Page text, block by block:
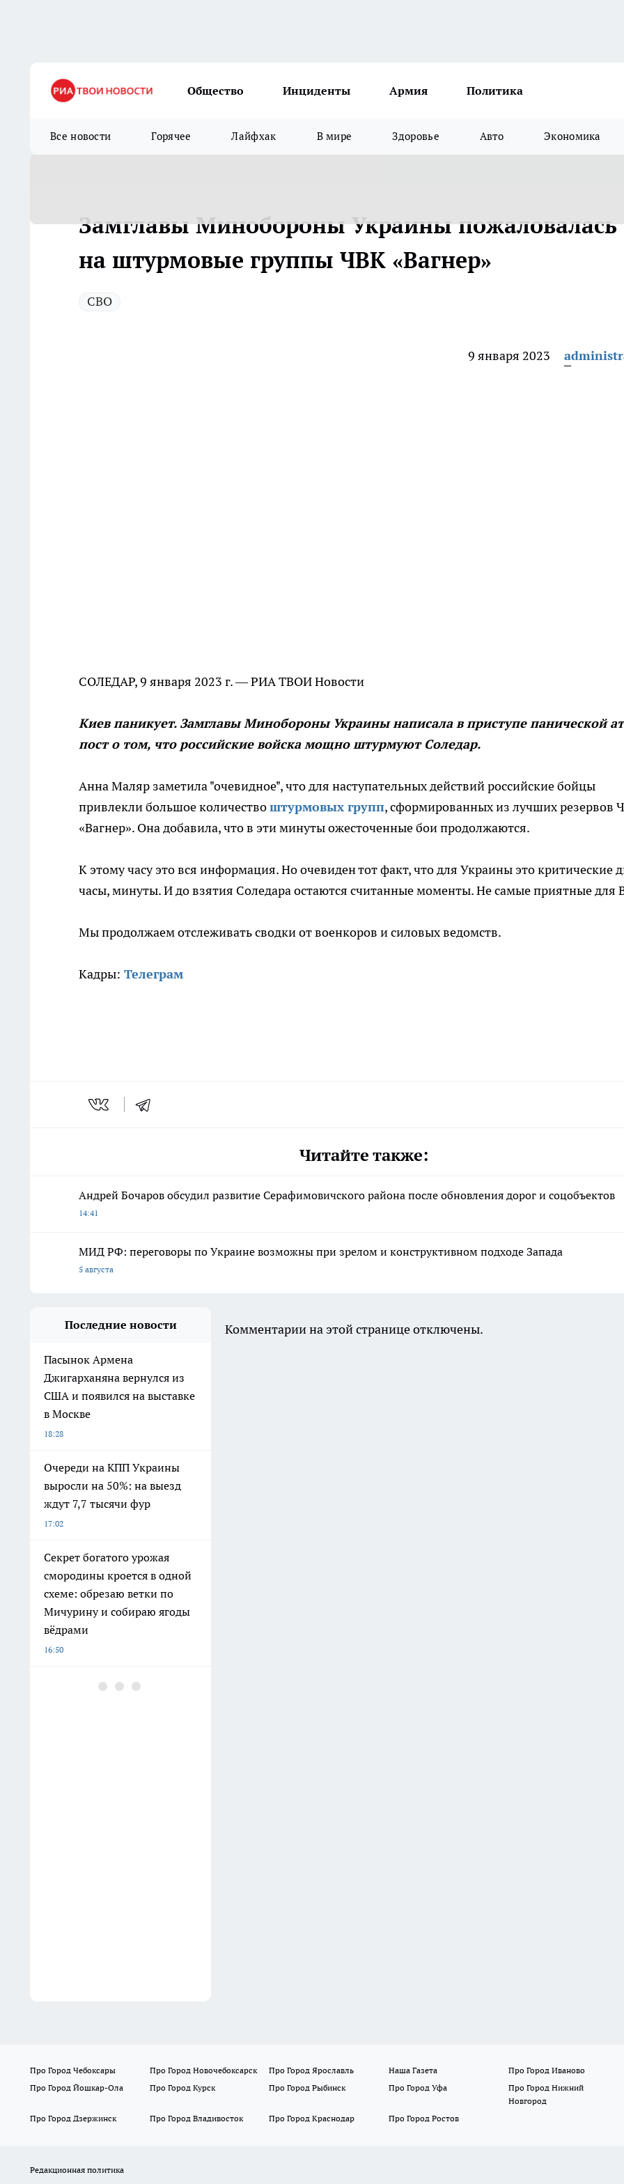
Общество Инциденты Армия Политика
Все новости Горячее Лайфхак В мире Здоровье Авто Экономика
Замглавы Минобороны Украины пожаловалась
на штурмовые группы ЧВК «Вагнер»
СВО
9 января 2023
СОЛЕДАР, 9 января 2023 г. — РИА ТВОИ Новости
Киев паникует. Замглавы Минобороны Украины написала в приступе панической
пост о том, что российские войска мощно штурмуют Соледар.
Анна Маляр заметила "очевидное", что для наступательных действий российские бойцы
привлекли большое количествоштурмовых групп, сформированных из лучших резервов
«Вагнер». Она добавила, что в эти минуты ожесточенные бои продолжаются.
К этому часу это вся информация. Но очевиден тот факт, что для Украины это критические
часы, минуты. И до взятия Соледара остаются считанные моменты. Не самые приятные для
Мы продолжаем отслеживать сводки от военкоров и силовых ведомств.
Кадры: Телеграм
Читайте также:
Андрей Бочаров обсудил развитие Серафимовичского района после обновления дорог и соцобъектов
14:41
МИД РФ: переговоры по Украине возможны при зрелом и конструктивном подходе Запада
5 августа
Последние новости
Пасынок Армена
Джигарханяна вернулся из
США и появился на выставке
в Москве
18:28
Очереди на КПП Украины
выросли на 50%: на выезд
ждут 7,7 тысячи фур
17:02
Секрет богатого урожая
смородины кроется в одной
схеме: обрезаю ветки по
Мичурину и собираю ягоды
вёдрами
16:50
У Новороссийска дрон
Комментарии на этой странице отключены.
Про Город Чебоксары Про Город Новочебоксарск Про Город Ярославль Наша Газета
Про Город Иваново
Про Город Йошкар-Ола
Про Город Курск Про Город Рыбинск Про Город Уфа
Про Город Нижний
Новгород
Про Город Дзержинск
Про Город Владивосток Про Город Краснодар Про Город Ростов
Редакционная политика